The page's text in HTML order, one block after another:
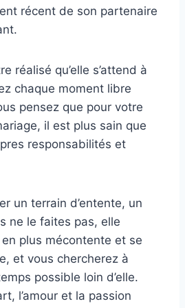
récent de son partenaire
réalisé qu’elle s’attend à
chaque moment libre
pensez que pour votre
il est plus sain que
responsabilités et
un terrain d’entente, un
ne le faites pas, elle
plus mécontente et se
et vous chercherez à
possible loin d’elle.
l’amour et la passion